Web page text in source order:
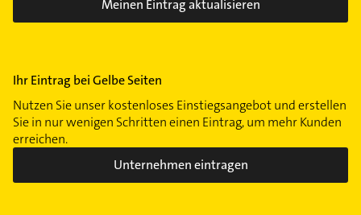
Meinen Eintrag aktualisieren
Ihr Eintrag bei Gelbe Seiten
Nutzen Sie unser kostenloses Einstiegsangebot und erstellen
Sie in nur wenigen Schritten einen Eintrag, um mehr Kunden
erreichen.
Unternehmen eintragen